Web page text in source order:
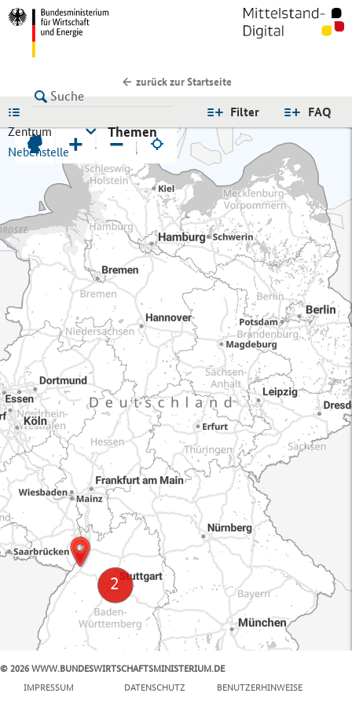
zurück zur Startseite
FAQ
Filter
Zentrum
Nebenstelle
Themen
+ −
© 2026 WWW.BUNDESWIRTSCHAFTSMINISTERIUM.DE
IMPRESSUM
DATENSCHUTZ BENUTZERHINWEISE